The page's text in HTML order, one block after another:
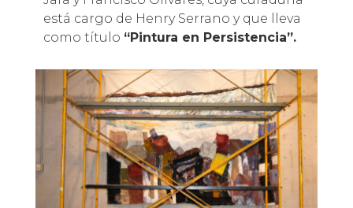
está cargo de Henry Serrano y que lleva
como título “Pintura en Persistencia”.